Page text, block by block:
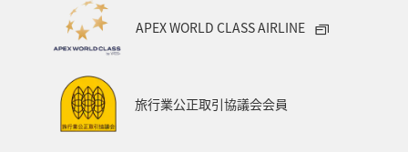
APEX WORLD CLASS AIRLINE
旅行業公正取引協議会会員